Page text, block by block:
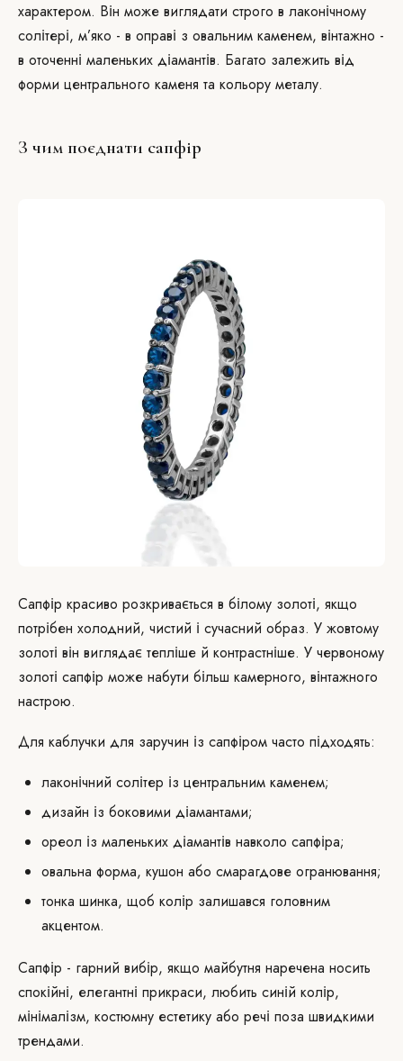
характером. Він може виглядати строго в лаконічному
солітері, м’яко - в оправі з овальним каменем, вінтажно -
в оточенні маленьких діамантів. Багато залежить від
форми центрального каменя та кольору металу.
З чим поєднати сапфір
Сапфір красиво розкривається в білому золоті, якщо
потрібен холодний, чистий і сучасний образ. У жовтому
золоті він виглядає тепліше й контрастніше. У червоному
золоті сапфір може набути більш камерного, вінтажного
настрою.
Для каблучки для заручин із сапфіром часто підходять:
лаконічний солітер із центральним каменем;
дизайн із боковими діамантами;
ореол із маленьких діамантів навколо сапфіра;
овальна форма, кушон або смарагдове огранювання;
тонка шинка, щоб колір залишався головним
акцентом.
Сапфір - гарний вибір, якщо майбутня наречена носить
спокійні, елегантні прикраси, любить синій колір,
мінімалізм, костюмну естетику або речі поза швидкими
трендами.